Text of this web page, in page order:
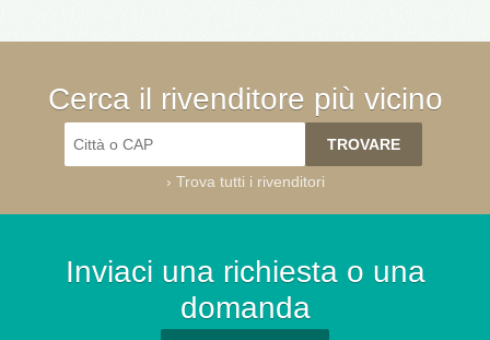
Cerca il rivenditore più vicino
› Trova tutti i rivenditori
Inviaci una richiesta o una
domanda